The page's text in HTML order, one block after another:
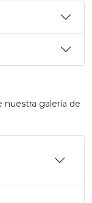
nuestra galería de